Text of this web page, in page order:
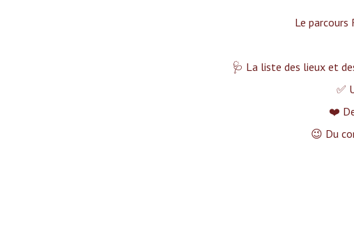
Le parcours
🩺 La liste des lieux et
✅
❤️
😉 Du